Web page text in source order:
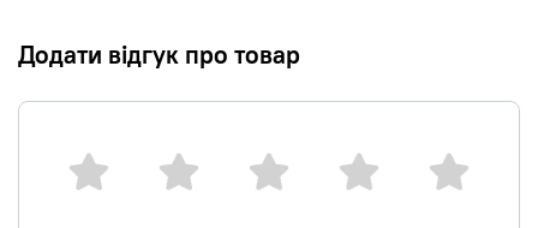
Додати відгук про товар